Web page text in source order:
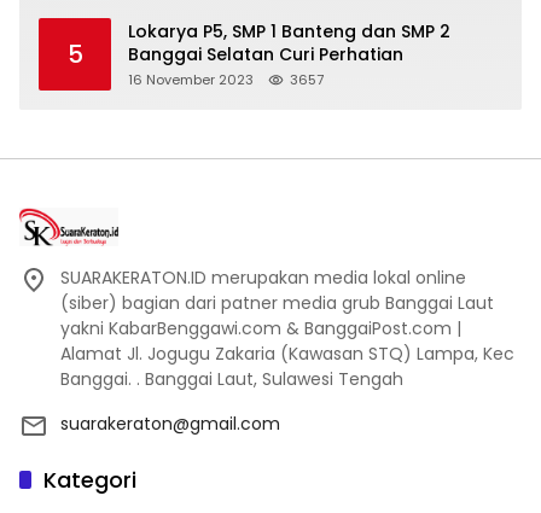
5
Lokarya P5, SMP 1 Banteng dan SMP 2
Banggai Selatan Curi Perhatian
16 November 2023 3657
SUARAKERATON.ID merupakan media lokal online
(siber) bagian dari patner media grub Banggai Laut
yakni KabarBenggawi.com & BanggaiPost.com |
Alamat Jl. Jogugu Zakaria (Kawasan STQ) Lampa, Kec
Banggai. . Banggai Laut, Sulawesi Tengah
suarakeraton@gmail.com
Kategori